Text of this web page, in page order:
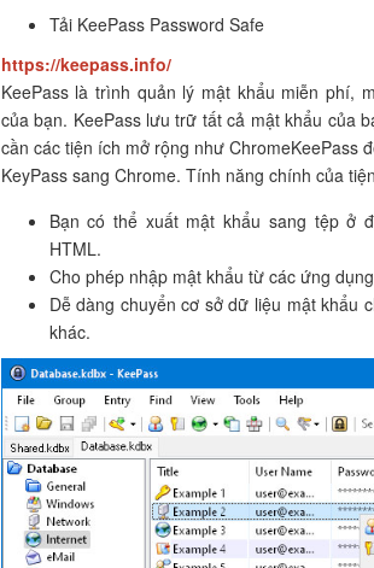
Tải KeePass Password Safe
https://keepass.info/
KeePass là trình quản lý mật khẩu miễn phí,
của bạn. KeePass lưu trữ tất cả mật khẩu của
cần các tiện ích mở rộng như ChromeKeePass
KeyPass sang Chrome. Tính năng chính của
Bạn có thể xuất mật khẩu sang tệp ở
HTML.
Cho phép nhập mật khẩu từ các ứng
Dễ dàng chuyển cơ sở dữ liệu mật khẩu
khác.